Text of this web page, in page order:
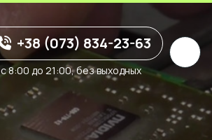
+38 (073) 834-23-63
с 8:00 до 21:00, без выходных